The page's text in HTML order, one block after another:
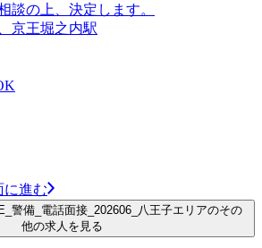
談の上、決定します。
京王堀之内駅
に進む
警備_電話面接_202606_八王子エリアのその
他の求人を見る